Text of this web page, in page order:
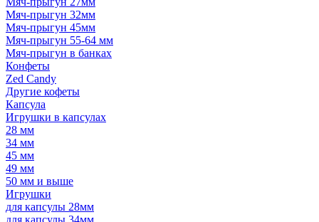
Мяч-прыгун 32мм
Мяч-прыгун 45мм
Мяч-прыгун 55-64 мм
Мяч-прыгун в банках
Конфеты
Zed Candy
Другие кофеты
Капсула
Игрушки в капсулах
28 мм
34 мм
45 мм
49 мм
50 мм и выше
Игрушки
для капсулы 28мм
для капсулы 34мм